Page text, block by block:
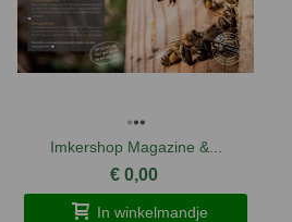
Imkershop Magazine &...
€ 0,00
In winkelmandje